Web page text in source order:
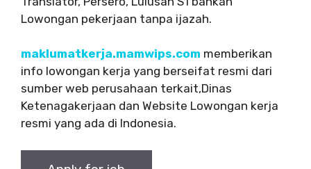
Lowongan pekerjaan tanpa ijazah.
maklumatkerja.mamwips.com memberikan
info lowongan kerja yang berseifat resmi dari
sumber web perusahaan terkait,Dinas
Ketenagakerjaan dan Website Lowongan kerja
resmi yang ada di Indonesia.